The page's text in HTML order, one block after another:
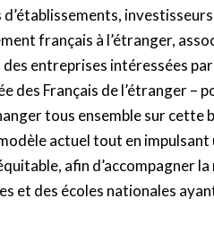
français à l’étranger,
entreprises intéressées
des Français de l’étranger –
tous ensemble sur cette
actuel tout en impulsant
afin d’accompagner la
et des écoles nationales